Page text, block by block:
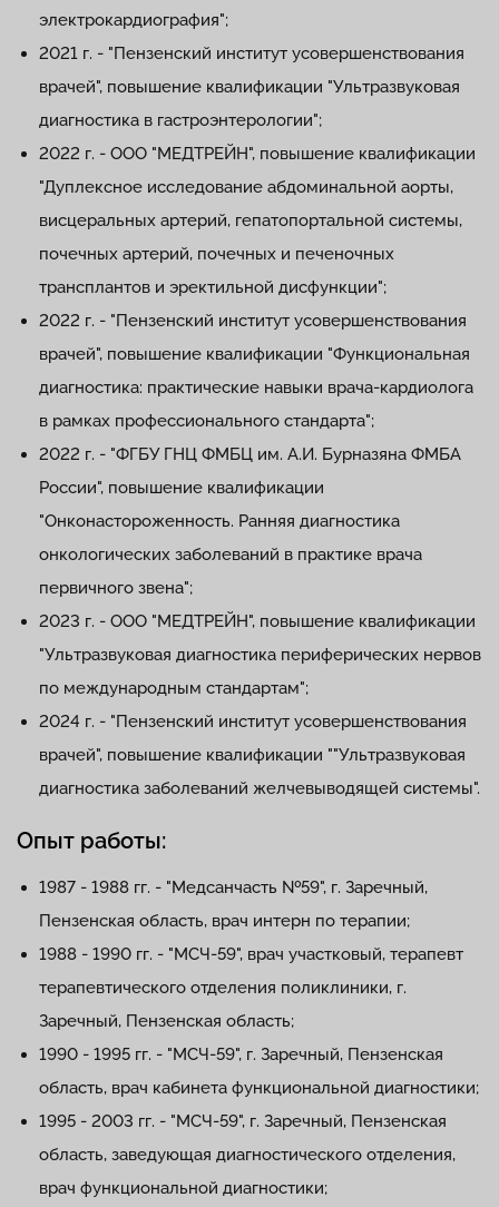
электрокардиография";
2021 г. - "Пензенский институт усовершенствования
врачей", повышение квалификации "Ультразвуковая
диагностика в гастроэнтерологии";
2022 г. - ООО "МЕДТРЕЙН", повышение квалификации
"Дуплексное исследование абдоминальной аорты,
висцеральных артерий, гепатопортальной системы,
почечных артерий, почечных и печеночных
трансплантов и эректильной дисфункции";
2022 г. - "Пензенский институт усовершенствования
врачей", повышение квалификации "Функциональная
диагностика: практические навыки врача-кардиолога
в рамках профессионального стандарта";
2022 г. - "ФГБУ ГНЦ ФМБЦ им. А.И. Бурназяна ФМБА
России", повышение квалификации
"Онконастороженность. Ранняя диагностика
онкологических заболеваний в практике врача
первичного звена";
2023 г. - ООО "МЕДТРЕЙН", повышение квалификации
"Ультразвуковая диагностика периферических нервов
по международным стандартам";
2024 г. - "Пензенский институт усовершенствования
врачей", повышение квалификации ""Ультразвуковая
диагностика заболеваний желчевыводящей системы".
Опыт работы:
1987 - 1988 гг. - "Медсанчасть №59", г. Заречный,
Пензенская область, врач интерн по терапии;
1988 - 1990 гг. - "МСЧ-59", врач участковый, терапевт
терапевтического отделения поликлиники, г.
Заречный, Пензенская область;
1990 - 1995 гг. - "МСЧ-59", г. Заречный, Пензенская
область, врач кабинета функциональной диагностики;
1995 - 2003 гг. - "МСЧ-59", г. Заречный, Пензенская
область, заведующая диагностического отделения,
врач функциональной диагностики;